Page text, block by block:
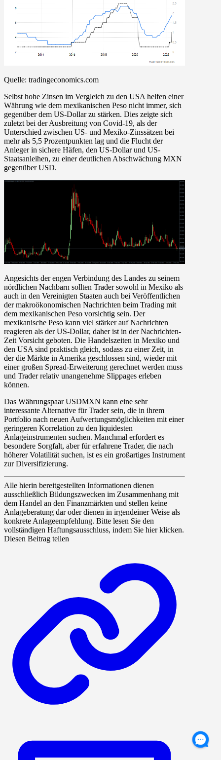
Quelle: tradingeconomics.com
Selbst hohe Zinsen im Vergleich zu den USA helfen einer
Währung wie dem mexikanischen Peso nicht immer, sich
gegenüber dem US-Dollar zu stärken. Dies zeigte sich
zuletzt bei der Ausbreitung von Covid-19, als der
Unterschied zwischen US- und Mexiko-Zinssätzen bei
mehr als 5,5 Prozentpunkten lag und die Flucht der
Anleger in sichere Häfen, den US-Dollar und US-
Staatsanleihen, zu einer deutlichen Abschwächung MXN
gegenüber USD.
Angesichts der engen Verbindung des Landes zu seinem
nördlichen Nachbarn sollten Trader sowohl in Mexiko als
auch in den Vereinigten Staaten auch bei Veröffentlichen
der makroökonomischen Nachrichten beim Trading mit
dem mexikanischen Peso vorsichtig sein. Der
mexikanische Peso kann viel stärker auf Nachrichten
reagieren als der US-Dollar, daher ist in der Nachrichten-
Zeit Vorsicht geboten. Die Handelszeiten in Mexiko und
den USA sind praktisch gleich, sodass zu einer Zeit, in
der die Märkte in Amerika geschlossen sind, wieder mit
einer großen Spread-Erweiterung gerechnet werden muss
und Trader relativ unangenehme Slippages erleben
können.
Das Währungspaar USDMXN kann eine sehr
interessante Alternative für Trader sein, die in ihrem
Portfolio nach neuen Aufwertungsmöglichkeiten mit einer
geringeren Korrelation zu den liquidesten
Anlageinstrumenten suchen. Manchmal erfordert es
besondere Sorgfalt, aber für erfahrene Trader, die nach
höherer Volatilität suchen, ist es ein großartiges Instrument
zur Diversifizierung.
Alle hierin bereitgestellten Informationen dienen
ausschließlich Bildungszwecken im Zusammenhang mit
dem Handel an den Finanzmärkten und stellen keine
Anlageberatung dar oder dienen in irgendeiner Weise als
konkrete Anlageempfehlung. Bitte lesen Sie den
vollständigen Haftungsausschluss, indem Sie hier klicken.
Diesen Beitrag teilen